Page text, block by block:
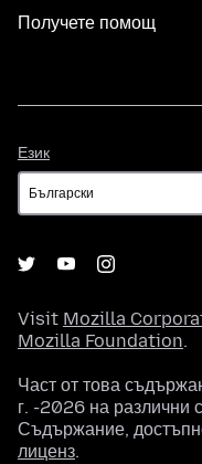
Получете помощ
Език
Visit Mozilla
Mozilla Foundation.
Част от това
г. -2026 на различни
Съдържание,
лиценз.